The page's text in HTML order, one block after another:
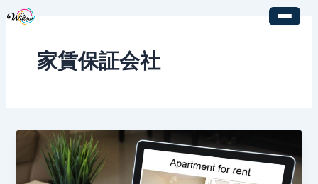
家賃保証会社